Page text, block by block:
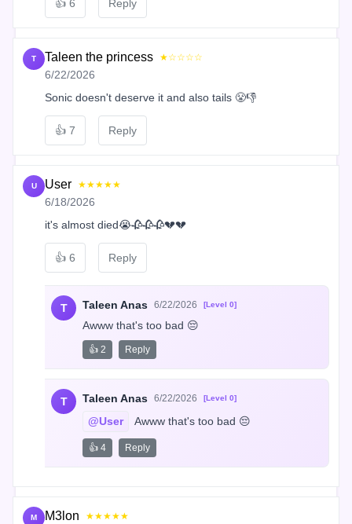
👍 6 Reply
T Taleen the princess ★☆☆☆☆
6/22/2026
Sonic doesn't deserve it and also tails 😤👎
👍 7 Reply
U User ★★★★★
6/18/2026
it's almost died😭🥀🥀🥀💔💔
👍 6 Reply
T Taleen Anas 6/22/2026 [Level 0]
Awww that's too bad 😔
👍 2 Reply
T Taleen Anas 6/22/2026 [Level 0]
@User Awww that's too bad 😔
👍 4 Reply
M M3lon ★★★★★